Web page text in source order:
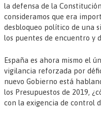
la defensa de la
consideramos que era
desbloqueo político de una
los puentes de encuentro y
España es ahora mismo el
vigilancia reforzada por
nuevo Gobierno está
los Presupuestos de 2019,
con la exigencia de control